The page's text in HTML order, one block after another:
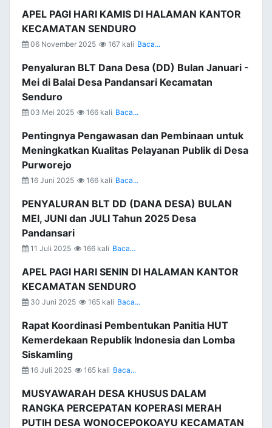
APEL PAGI HARI KAMIS DI HALAMAN KANTOR
KECAMATAN SENDURO
06 November 2025 167 kali Baca...
Penyaluran BLT Dana Desa (DD) Bulan Januari -
Mei di Balai Desa Pandansari Kecamatan
Senduro
03 Mei 2025 166 kali Baca...
Pentingnya Pengawasan dan Pembinaan untuk
Meningkatkan Kualitas Pelayanan Publik di Desa
Purworejo
16 Juni 2025 166 kali Baca...
PENYALURAN BLT DD (DANA DESA) BULAN
MEI, JUNI dan JULI Tahun 2025 Desa
Pandansari
11 Juli 2025 166 kali Baca...
APEL PAGI HARI SENIN DI HALAMAN KANTOR
KECAMATAN SENDURO
30 Juni 2025 165 kali Baca...
Rapat Koordinasi Pembentukan Panitia HUT
Kemerdekaan Republik Indonesia dan Lomba
Siskamling
16 Juli 2025 165 kali Baca...
MUSYAWARAH DESA KHUSUS DALAM
RANGKA PERCEPATAN KOPERASI MERAH
PUTIH DESA WONOCEPOKOAYU KECAMATAN